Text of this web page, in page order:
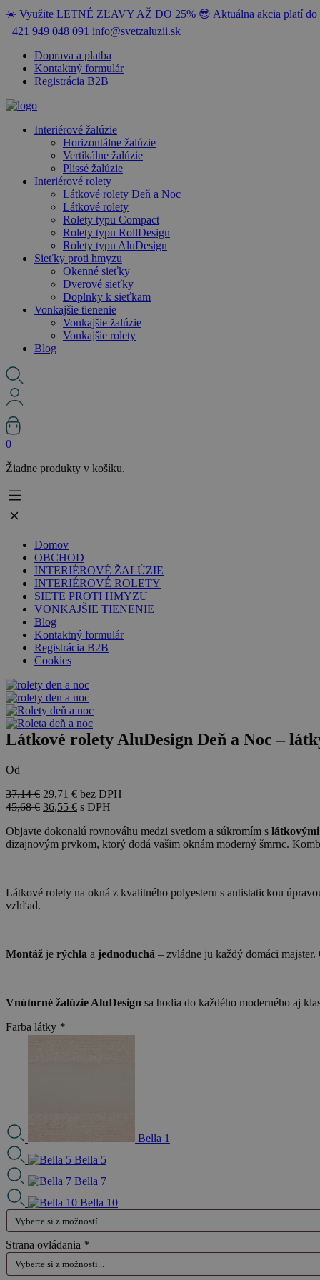
☀️ Využite LETNÉ ZĽAVY AŽ DO 25% 😎 Aktuálna akcia platí do
+421 949 048 091 info@svetzaluzii.sk
Doprava a platba
Kontaktný formulár
Registrácia B2B
Interiérové žalúzie
Horizontálne žalúzie
Vertikálne žalúzie
Plissé žalúzie
Interiérové rolety
Látkové rolety Deň a Noc
Látkové rolety
Rolety typu Compact
Rolety typu RollDesign
Rolety typu AluDesign
Sieťky proti hmyzu
Okenné sieťky
Dverové sieťky
Doplnky k sieťkam
Vonkajšie tienenie
Vonkajšie žalúzie
Vonkajšie rolety
Blog
0
Žiadne produkty v košíku.
Domov
OBCHOD
INTERIÉROVÉ ŽALÚZIE
INTERIÉROVÉ ROLETY
SIETE PROTI HMYZU
VONKAJŠIE TIENENIE
Blog
Kontaktný formulár
Registrácia B2B
Cookies
Látkové rolety AluDesign Deň a Noc –
Od
37,14€ 29,71 € bez DPH
45,68€ 36,55 € s DPH
Objavte dokonalú rovnováhu medzi svetlom a súkromím s
dizajnovým prvkom, ktorý dodá vašim oknám moderný šmrnc.
Látkové rolety na okná z kvalitného polyesteru s antistatickou
vzhľad.
Montáž je rýchla a jednoduchá – zvládne ju každý domáci
Vnútorné žalúzie AluDesign sa hodia do každého moderného aj
Farba látky *
Bella 1
Bella 5
Bella 7
Bella 10
Strana ovládania *